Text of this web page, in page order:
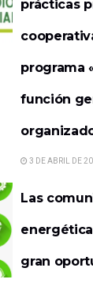
prácticas
programa
función
3 DE ABRIL DE
Las
gran